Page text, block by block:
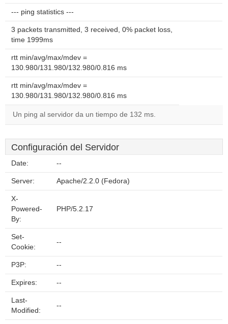
--- ping statistics ---
3 packets transmitted, 3 received, 0% packet loss,
time 1999ms
rtt min/avg/max/mdev =
130.980/131.980/132.980/0.816 ms
rtt min/avg/max/mdev =
130.980/131.980/132.980/0.816 ms
Un ping al servidor da un tiempo de 132 ms.
Configuración del Servidor
Date: --
Server: Apache/2.2.0 (Fedora)
X-
Powered-
By:
PHP/5.2.17
Set-
Cookie:
--
P3P: --
Expires: --
Last-
Modified:
--